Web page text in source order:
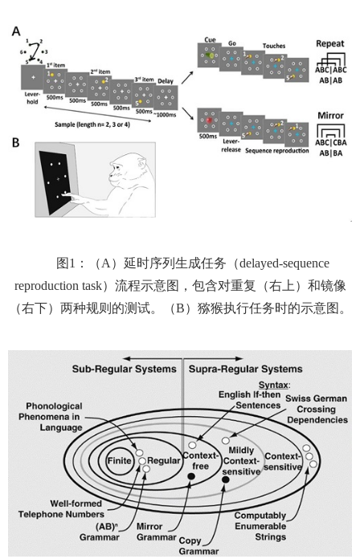
图1：（A）延时序列生成任务（delayed-sequence
reproduction task）流程示意图，包含对重复（右上）和镜像
（右下）两种规则的测试。（B）猕猴执行任务时的示意图。